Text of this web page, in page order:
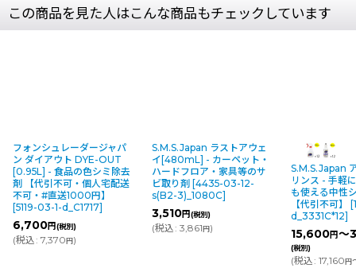
この商品を見た人はこんな商品もチェックしています
フォンシュレーダージャパ
ン ダイアウト DYE-OUT
[0.95L] - 食品の色シミ除去
剤 【代引不可・個人宅配送
不可・#直送1000円】
[5119-03-1-d_C1717]
6,700円(税別)
(税込: 7,370円)
S.M.S.Japan ラストアウェ
イ[480mL] - カーペット・
ハードフロア・家具等のサ
ビ取り剤 [4435-03-12-
s(B2-3)_1080C]
3,510円(税別)
(税込: 3,861円)
S.M.S.Japan
リンス - 手軽
も使える中性
【代引不可】
[
d_3331C*12]
15,600円～
(税別)
(税込: 17,160円